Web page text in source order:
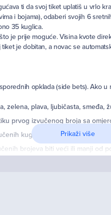
ti da svoj tiket uplatiš u vrlo
i bojama), odaberi svojih 6
35 kuglica.
je prije moguće. Visina kvote
je dobitan, a novac se
opklada (side bets). Ako
plava, ljubičasta, smeđa,
prvog izvučenog broja sa
kuglica biti više parnih ili
brojeva biti veći ili manji od
koje rastu ako se brojevi izvuku
Prikaži više